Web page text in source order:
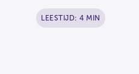
LEESTIJD: 4 MIN